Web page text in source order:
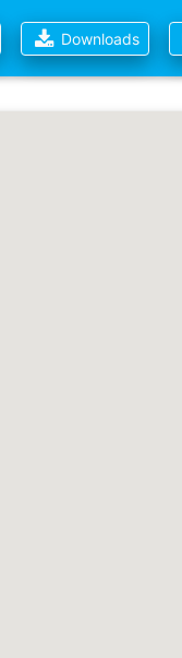
Downloads